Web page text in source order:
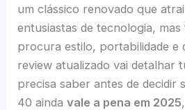
um clássico renovado que
entusiastas de tecnologia,
procura estilo, portabilidade e
review atualizado vai detalhar
precisa saber antes de decidir
40 aindavale a pena em 2025